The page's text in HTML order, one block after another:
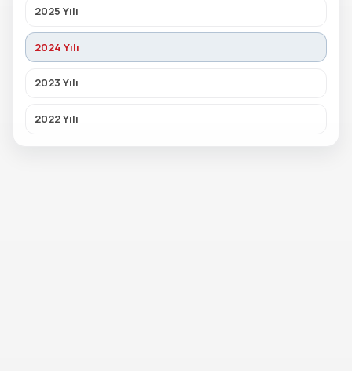
2025 Yılı
2024 Yılı
2023 Yılı
2022 Yılı